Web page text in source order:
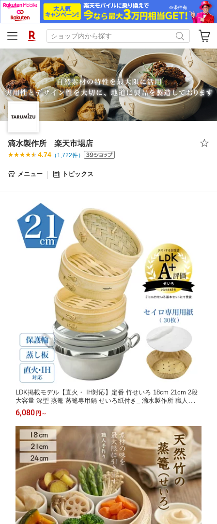
滴水製作所 楽天市場店
4.74 （ 1,722件）
メニュー トピックス
LDK掲載モデル【直火・ IH対応】定番 竹せいろ 18cm 21cm 2段
大容量 深型 蒸篭 蒸篭専用鍋 せいろ紙付き_ 滴水製作所 職人仕上
げ 天然竹 蒸し料理 蒸し野菜 ギフト 贈り物 蒸し器 本格蒸し鍋セ
ット【当店リピート率 No.1】レビュー特典 30%OFFクーポン
6,080 円 ～